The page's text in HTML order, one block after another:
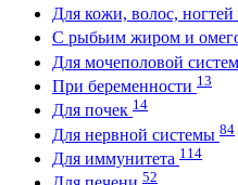
Для кожи, волос, ногтей
С рыбьим жиром и
Для мочеполовой
При беременности 13
Для почек 14
Для нервной системы 84
Для иммунитета 114
52